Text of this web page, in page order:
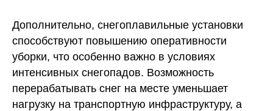
Дополнительно, снегоплавильные установки
способствуют повышению оперативности
уборки, что особенно важно в условиях
интенсивных снегопадов. Возможность
перерабатывать снег на месте уменьшает
нагрузку на транспортную инфраструктуру, а